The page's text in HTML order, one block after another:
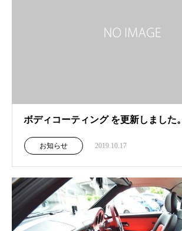
ボディコーティング を更新しました。
お知らせ 2019.10.17